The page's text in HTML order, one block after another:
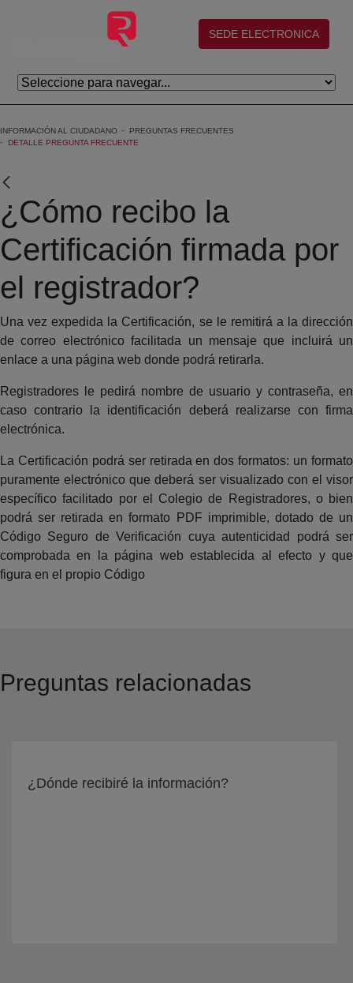
Saltar al contenido principal
(abre en nueva ventana)
SEDE ELECTRONICA
INFORMACIÓN AL CIUDADANO
PREGUNTAS FRECUENTES
DETALLE PREGUNTA FRECUENTE
¿Cómo recibo la
Certificación firmada por
el registrador?
Una vez expedida la Certificación, se le remitirá a la dirección
de correo electrónico facilitada un mensaje que incluirá un
enlace a una página web donde podrá retirarla.
Registradores le pedirá nombre de usuario y contraseña, en
caso contrario la identificación deberá realizarse con firma
electrónica.
La Certificación podrá ser retirada en dos formatos: un formato
puramente electrónico que deberá ser visualizado con el visor
específico facilitado por el Colegio de Registradores, o bien
podrá ser retirada en formato PDF imprimible, dotado de un
Código Seguro de Verificación cuya autenticidad podrá ser
comprobada en la página web establecida al efecto y que
figura en el propio Código
Preguntas relacionadas
¿Dónde recibiré la información?